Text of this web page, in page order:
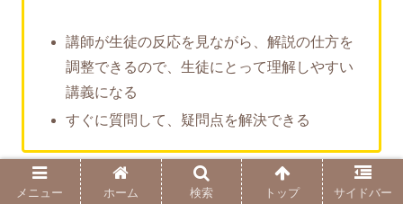
講師が生徒の反応を見ながら、解説の仕方を
調整できるので、生徒にとって理解しやすい
講義になる
すぐに質問して、疑問点を解決できる
メニュー ホーム 検索 トップ サイドバー